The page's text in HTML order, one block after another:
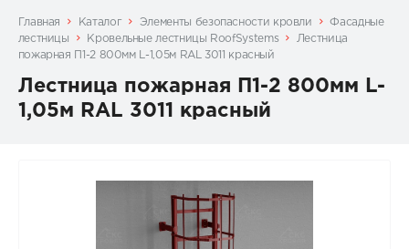
Главная Каталог Элементы безопасности кровли
Фасадные
лестницы
Кровельные лестницы RoofSystems
Лестница
пожарная П1-2 800мм L-1,05м RAL 3011 красный
Лестница пожарная П1-2 800мм L-
1,05м RAL 3011 красный